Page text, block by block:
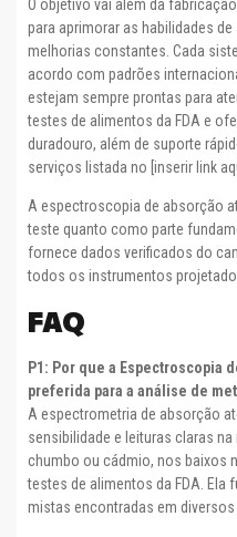
O objetivo vai além da
para aprimorar as habilidades
melhorias constantes. Cada
acordo com padrões
estejam sempre prontas para
testes de alimentos da FDA e
duradouro, além de suporte
serviços listada no [inserir link
A espectroscopia de absorção
teste quanto como parte
fornece dados verificados do
todos os instrumentos
FAQ
P1: Por que a Espectroscopia
preferida para a análise de
A espectrometria de absorção
sensibilidade e leituras claras
chumbo ou cádmio, nos baixos
testes de alimentos da FDA.
mistas encontradas em